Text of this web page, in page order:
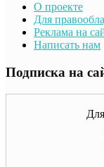
О проекте
Для
Реклама на
Написать нам
Подписка на